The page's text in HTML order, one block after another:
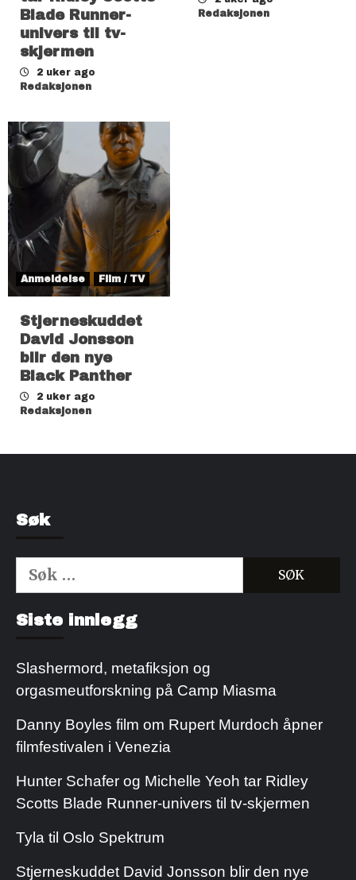
Blade Runner-
univers til tv-
skjermen
2 uker ago
Redaksjonen
Redaksjonen
Anmeldelse Film / TV
Stjerneskuddet
David Jonsson
blir den nye
Black Panther
2 uker ago
Redaksjonen
Søk
Søk
etter:
Siste innlegg
Slashermord, metafiksjon og
orgasmeutforskning på Camp Miasma
Danny Boyles film om Rupert Murdoch åpner
filmfestivalen i Venezia
Hunter Schafer og Michelle Yeoh tar Ridley
Scotts Blade Runner-univers til tv-skjermen
Tyla til Oslo Spektrum
Stjerneskuddet David Jonsson blir den nye